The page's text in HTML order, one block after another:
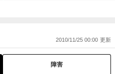
2010/11/25 00:00
障害